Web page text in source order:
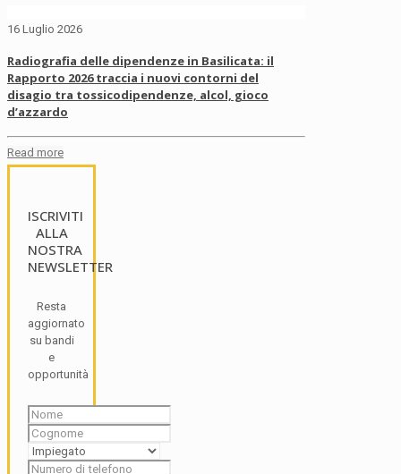
16 Luglio 2026
Radiografia delle dipendenze in Basilicata: il
Rapporto 2026 traccia i nuovi contorni del
disagio tra tossicodipendenze, alcol, gioco
d’azzardo
Read more
ISCRIVITI
ALLA
NOSTRA
NEWSLETTER
Resta
aggiornato
su bandi
e
opportunità